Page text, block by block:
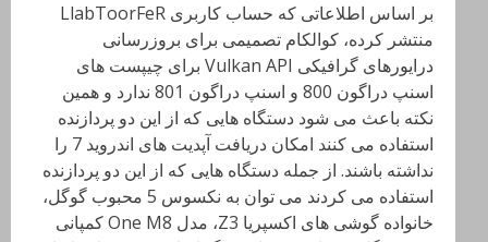
بر اساس اطلاعاتی که حساب کاربری LlabToorFeR
منتشر کرده، کوالکام تصمیمی برای بروزرسانی
درایورهای گرافیکی Vulkan API برای چیپست های
اسنپ دراگون 800 و اسنپ دراگون 801 ندارد و همین
نکته باعث می شود دستگاه هایی که از این دو پردازنده
استفاده می کنند امکان دریافت آپدیت های اندروید 7 را
نداشته باشند. از جمله دستگاه هایی که از این دو پردازنده
استفاده می کردند می توان به نکسوس 5 محبوب گوگل،
خانواده گوشی های اکسپریا Z3، مدل One M8 کمپانی